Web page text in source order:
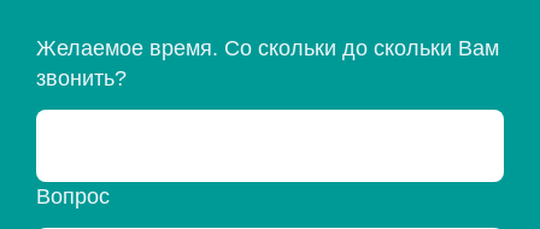
Желаемое время. Со скольки до скольки Вам
звонить?
Вопрос